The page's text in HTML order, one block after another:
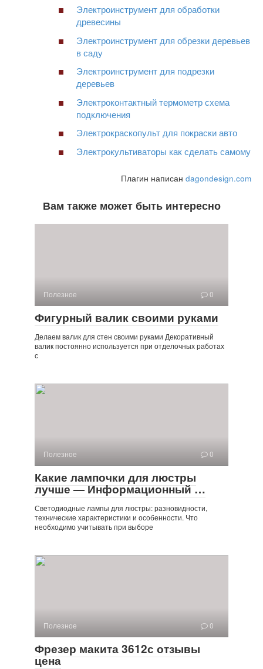
Электроинструмент для обработки
древесины
Электроинструмент для обрезки деревьев
в саду
Электроинструмент для подрезки
деревьев
Электроконтактный термометр схема
подключения
Электрокраскопульт для покраски авто
Электрокультиваторы как сделать самому
Плагин написан dagondesign.com
Вам также может быть интересно
Полезное 0
Фигурный валик своими руками
Делаем валик для стен своими руками Декоративный
валик постоянно используется при отделочных работах
с
Полезное 0
Какие лампочки для люстры
лучше — Информационный …
Светодиодные лампы для люстры: разновидности,
технические характеристики и особенности. Что
необходимо учитывать при выборе
Полезное 0
Фрезер макита 3612с отзывы
цена